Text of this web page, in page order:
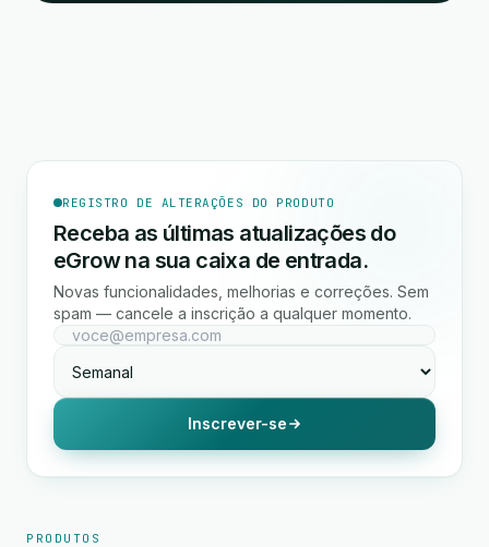
REGISTRO DE ALTERAÇÕES DO PRODUTO
Receba as últimas atualizações do
eGrow na sua caixa de entrada.
Novas funcionalidades, melhorias e correções. Sem
spam — cancele a inscrição a qualquer momento.
Inscrever-se
PRODUTOS